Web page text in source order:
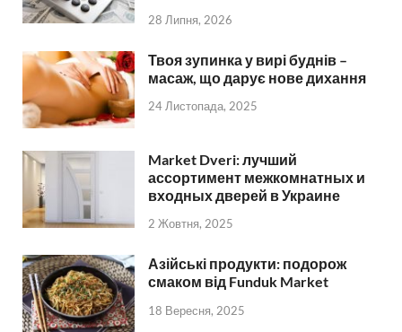
28 Липня, 2026
Твоя зупинка у вирі буднів –
масаж, що дарує нове дихання
24 Листопада, 2025
Market Dveri: лучший
ассортимент межкомнатных и
входных дверей в Украине
2 Жовтня, 2025
Азійські продукти: подорож
смаком від Funduk Market
18 Вересня, 2025